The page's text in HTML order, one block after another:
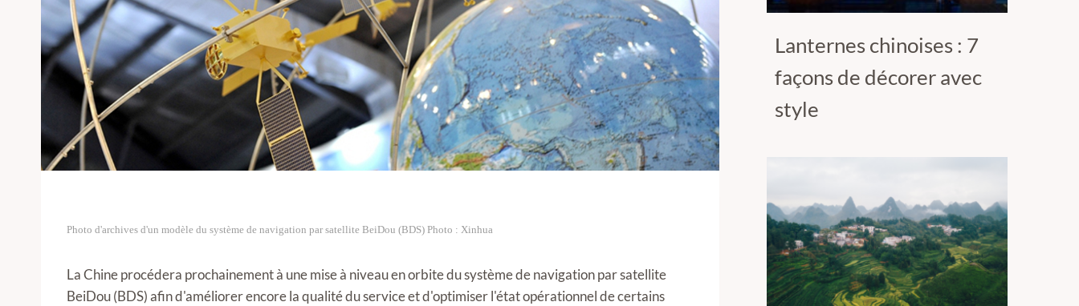
Photo d'archives d'un modèle du système de navigation par satellite BeiDou (BDS) Photo : Xinhua
La Chine procédera prochainement à une mise à niveau en orbite du système de navigation par satellite
BeiDou (BDS) afin d'améliorer encore la qualité du service et d'optimiser l'état opérationnel de certains
Lanternes chinoises : 7
façons de décorer avec
style